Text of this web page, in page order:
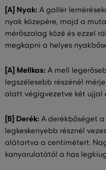
[A] Nyak: A gallér
nyak közepére, majd a
mérőszalag közé és ezzel
megkapni a helyes
[A] Mellkas: A mell
legszélesebb részénél
alatt végigvezetve két
[B] Derék: A derékbőséget
legkeskenyebb résznél
alátartva a centimétert.
kanyarulatától a has